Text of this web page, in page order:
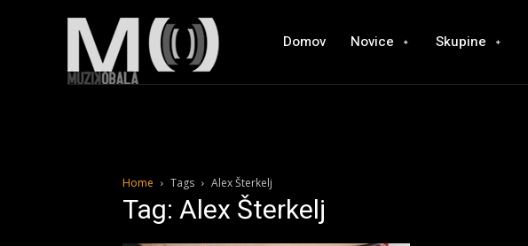
Domov Novice Skupine
Home Tags Alex Šterkelj
Tag: Alex Šterkelj